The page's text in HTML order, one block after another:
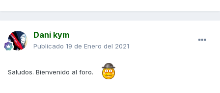
Dani kym
Publicado 19 de Enero del 2021
Saludos. Bienvenido al foro.